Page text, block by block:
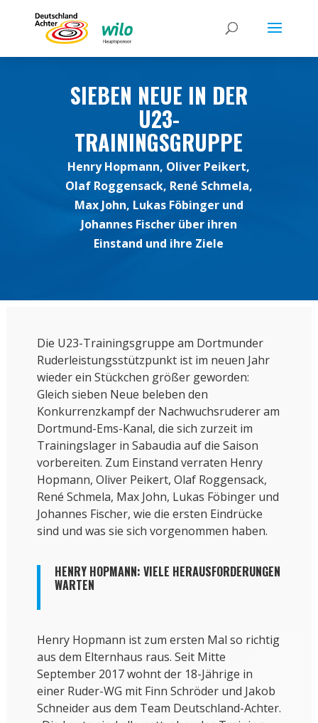
SIEBEN NEUE IN DER
U23-
TRAININGSGRUPPE
Henry Hopmann, Oliver Peikert,
Olaf Roggensack, René Schmela,
Max John, Lukas Föbinger und
Johannes Fischer über ihren
Einstand und ihre Ziele
Die U23-Trainingsgruppe am Dortmunder
Ruderleistungsstützpunkt ist im neuen Jahr
wieder ein Stückchen größer geworden:
Gleich sieben Neue beleben den
Konkurrenzkampf der Nachwuchsruderer am
Dortmund-Ems-Kanal, die sich zurzeit im
Trainingslager in Sabaudia auf die Saison
vorbereiten. Zum Einstand verraten Henry
Hopmann, Oliver Peikert, Olaf Roggensack,
René Schmela, Max John, Lukas Föbinger und
Johannes Fischer, wie die ersten Eindrücke
sind und was sie sich vorgenommen haben.
HENRY HOPMANN: VIELE HERAUSFORDERUNGEN
WARTEN
Henry Hopmann ist zum ersten Mal so richtig
aus dem Elternhaus raus. Seit Mitte
September 2017 wohnt der 18-Jährige in
einer Ruder-WG mit Finn Schröder und Jakob
Schneider aus dem Team Deutschland-Achter.